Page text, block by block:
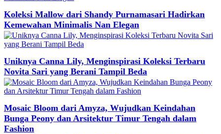
Koleksi Mallow dari Shandy Purnamasari Hadirkan
Kemewahan Minimalis Nan Elegan
Uniknya Canna Lily, Menginspirasi Koleksi Terbaru
Novita Sari yang Berani Tampil Beda
Mosaic Bloom dari Amyza, Wujudkan Keindahan
Bunga Peony dan Arsitektur Timur Tengah dalam
Fashion